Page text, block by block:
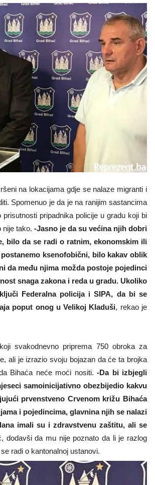
na lokacijama gdje se nalaze migranti i
Spomenuo je da je na ranijim sastancima
pripadnika policije u gradu koji bi
nije tako. -Jasno je da su većina njih dobri
bilo da se radi o ratnim, ekonomskim ili
ksenofobični, bilo kakav oblik
da među njima možda postoje pojedinci
snaga zakona i reda u gradu. Ukoliko
Federalna policija i SIPA, da bi se
poput onog u Velikoj Kladuši, rekao je
svakodnevno priprema 750 obroka za
ali je izrazio svoju bojazan da će ta brojka
Bihaća neće moći nositi.-Da bi izbjegli
samoinicijativno obezbijedio kakvu
prvenstveno Crvenom križu Bihaća
i pojedincima, glavnina njih se nalazi
imali su i zdravstvenu zaštitu, ali se
dodavši da mu nije poznato da li je razlog
radi o kantonalnoj ustanovi.